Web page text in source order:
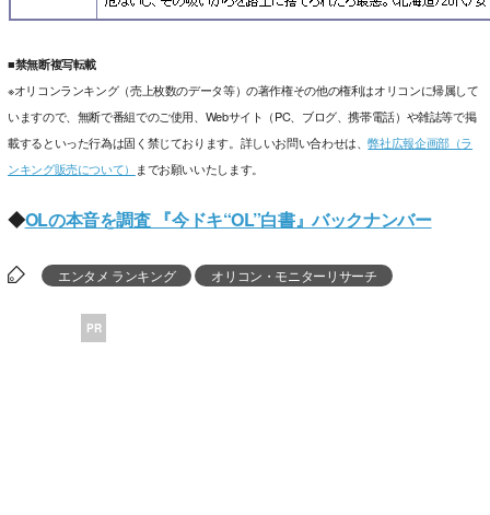
■禁無断複写転載
※オリコンランキング（売上枚数のデータ等）の著作権その他の権利はオリコンに帰属して
いますので、無断で番組でのご使用、Webサイト（PC、ブログ、携帯電話）や雑誌等で掲
載するといった行為は固く禁じております。詳しいお問い合わせは、弊社広報企画部（ラ
ンキング販売について） までお願いいたします。
◆OLの本音を調査 『今ドキ“OL”白書』バックナンバー
エンタメ ランキング オリコン・モニターリサーチ
PR